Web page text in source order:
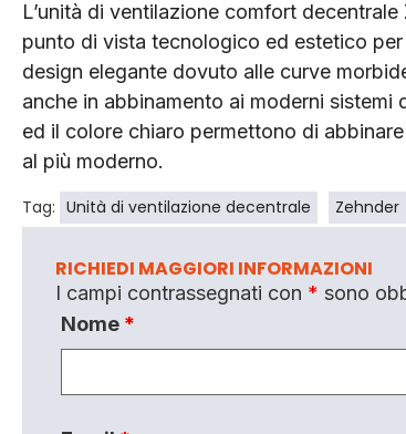
L’unità di ventilazione comfort
punto di vista tecnologico ed estetico
design elegante dovuto alle curve
anche in abbinamento ai moderni sistemi
ed il colore chiaro permettono di
al più moderno.
Tag: Unità di ventilazione decentrale Zehnder
RICHIEDI MAGGIORI INFORMAZIONI
I campi contrassegnati con * sono
Nome *